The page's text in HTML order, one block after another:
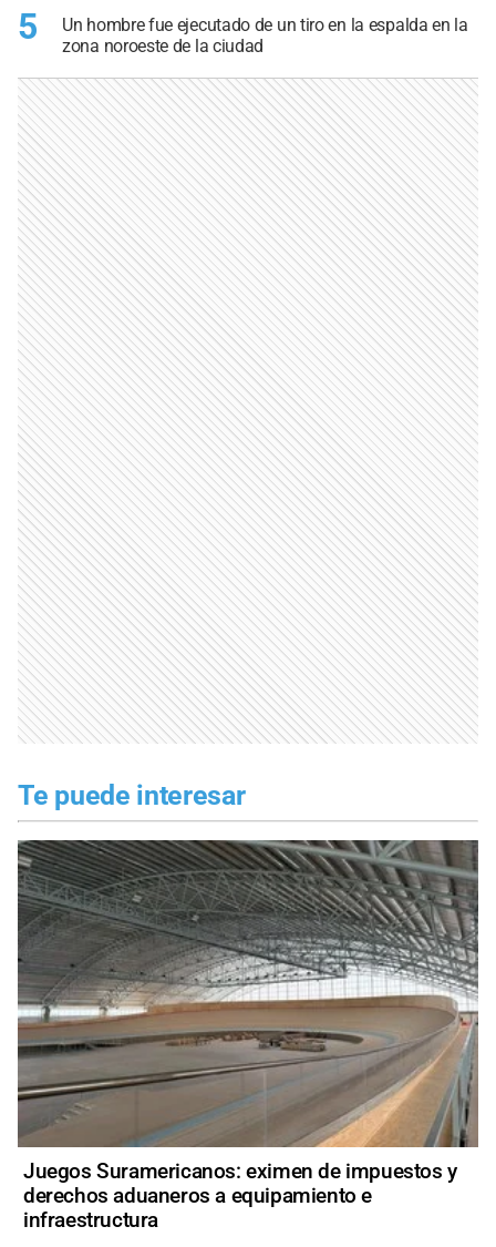
5
Un hombre fue ejecutado de un tiro en la espalda en la
zona noroeste de la ciudad
Te puede interesar
Juegos Suramericanos: eximen de impuestos y
derechos aduaneros a equipamiento e
infraestructura